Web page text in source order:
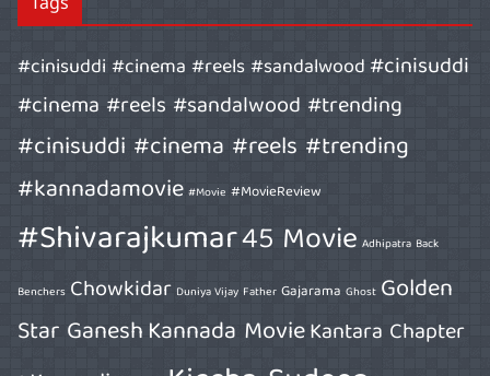
Tags
#cinisuddi #cinema #reels #sandalwood#cinisuddi
#cinema #reels #sandalwood #trending
#cinisuddi #cinema #reels #trending
#kannadamovie #Movie #MovieReview
#Shivarajkumar45 Movie Adhipatra Back
Benchers Chowkidar Duniya Vijay Father Gajarama Ghost Golden
Star GaneshKannada MovieKantara Chapter